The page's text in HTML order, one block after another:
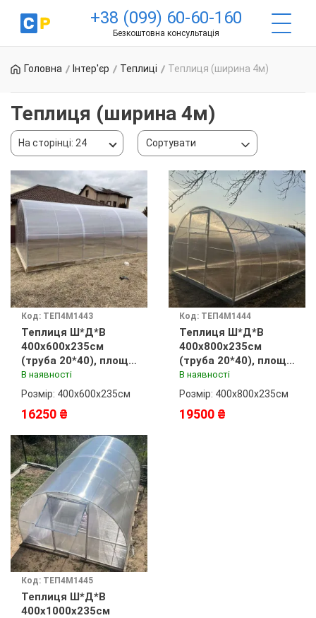
+38 (099) 60-60-160
Безкоштовна консультація
Головна Інтер'єр Теплиці Теплиця (ширина 4м)
Теплиця (ширина 4м)
На сторінці: 24 Сортувати
Код: ТЕП4М1443
Теплиця Ш*Д*В
400х600х235см
(труба 20*40), площа
24м²
В наявності
Розмір: 400х600х235см
16250 ₴
Код: ТЕП4М1444
Теплиця Ш*Д*В
400х800х235см
(труба 20*40), площа
32м²
В наявності
Розмір: 400х800х235см
19500 ₴
Код: ТЕП4М1445
Теплиця Ш*Д*В
400х1000х235см